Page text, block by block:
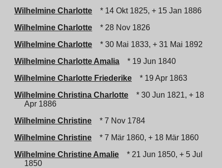
Wilhelmine Charlotte
* 14 Okt 1825, + 15 Jan 1886
Wilhelmine Charlotte
* 28 Nov 1826
Wilhelmine Charlotte
* 30 Mai 1833, + 31 Mai 1892
Wilhelmine Charlotte Amalia
* 19 Jun 1840
Wilhelmine Charlotte Friederike
* 19 Apr 1863
Wilhelmine Christina Charlotte
* 30 Jun 1821, + 18
Apr 1886
Wilhelmine Christine
* 7 Nov 1784
Wilhelmine Christine
* 7 Mär 1860, + 18 Mär 1860
Wilhelmine Christine Amalie
* 21 Jun 1850, + 5 Jul
1850